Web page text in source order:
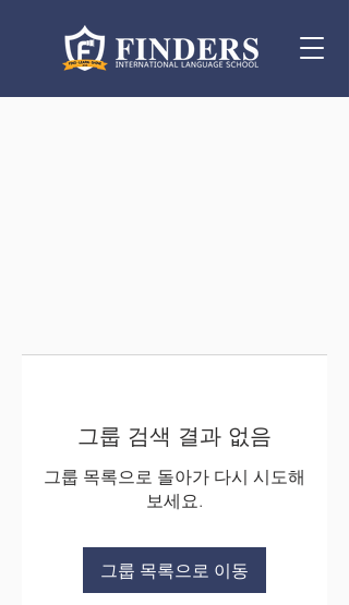
그룹 검색 결과 없음
그룹 목록으로 돌아가 다시 시도해
보세요.
그룹 목록으로 이동